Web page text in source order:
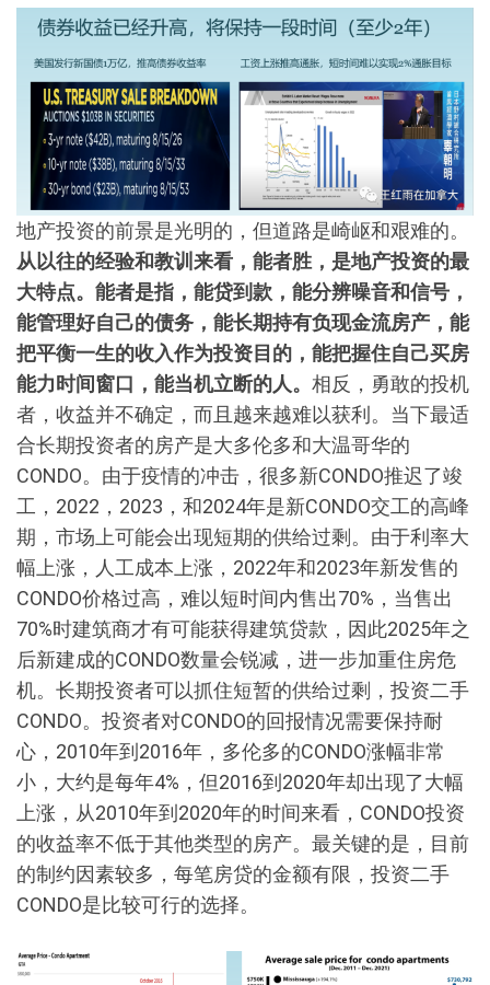
地产投资的前景是光明的，但道路是崎岖和艰难的。
从以往的经验和教训来看，能者胜，是地产投资的最
大特点。能者是指，能贷到款，能分辨噪音和信号，
能管理好自己的债务，能长期持有负现金流房产，能
把平衡一生的收入作为投资目的，能把握住自己买房
能力时间窗口，能当机立断的人。 相反，勇敢的投机
者，收益并不确定，而且越来越难以获利。当下最适
合长期投资者的房产是大多伦多和大温哥华的
CONDO。由于疫情的冲击，很多新CONDO推迟了竣
工，2022，2023，和2024年是新CONDO交工的高峰
期，市场上可能会出现短期的供给过剩。由于利率大
幅上涨，人工成本上涨，2022年和2023年新发售的
CONDO价格过高，难以短时间内售出70%，当售出
70%时建筑商才有可能获得建筑贷款，因此2025年之
后新建成的CONDO数量会锐减，进一步加重住房危
机。长期投资者可以抓住短暂的供给过剩，投资二手
CONDO。投资者对CONDO的回报情况需要保持耐
心，2010年到2016年，多伦多的CONDO涨幅非常
小，大约是每年4%，但2016到2020年却出现了大幅
上涨，从2010年到2020年的时间来看，CONDO投资
的收益率不低于其他类型的房产。最关键的是，目前
的制约因素较多，每笔房贷的金额有限，投资二手
CONDO是比较可行的选择。